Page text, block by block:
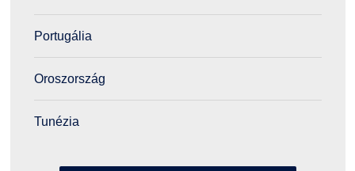
Portugália
Oroszország
Tunézia